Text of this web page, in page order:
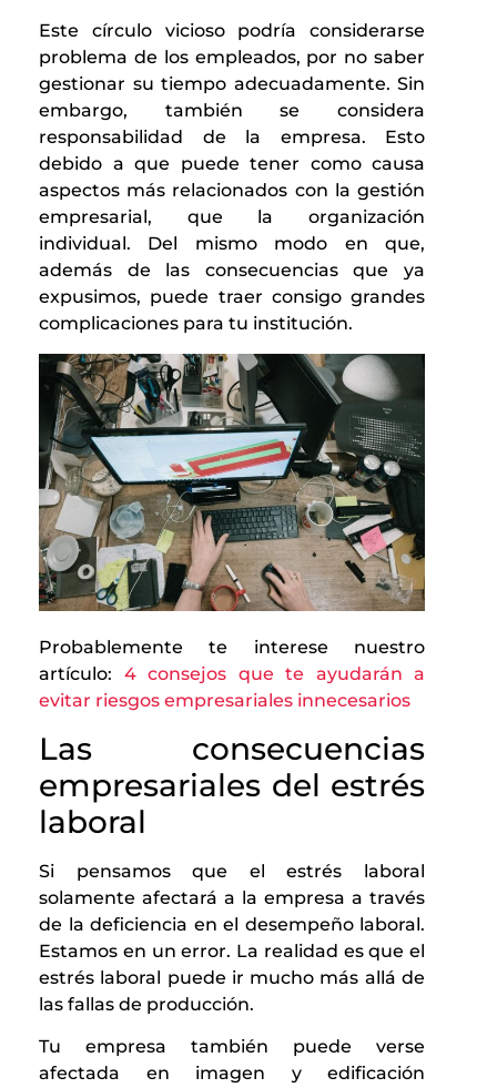
Este círculo vicioso podría considerarse
problema de los empleados, por no saber
gestionar su tiempo adecuadamente. Sin
embargo, también se considera
responsabilidad de la empresa. Esto
debido a que puede tener como causa
aspectos más relacionados con la gestión
empresarial, que la organización
individual. Del mismo modo en que,
además de las consecuencias que ya
expusimos, puede traer consigo grandes
complicaciones para tu institución.
Probablemente te interese nuestro
artículo: 4 consejos que te ayudarán a
evitar riesgos empresariales innecesarios
Las consecuencias
empresariales del estrés
laboral
Si pensamos que el estrés laboral
solamente afectará a la empresa a través
de la deficiencia en el desempeño laboral.
Estamos en un error. La realidad es que el
estrés laboral puede ir mucho más allá de
las fallas de producción.
Tu empresa también puede verse
afectada en imagen y edificación